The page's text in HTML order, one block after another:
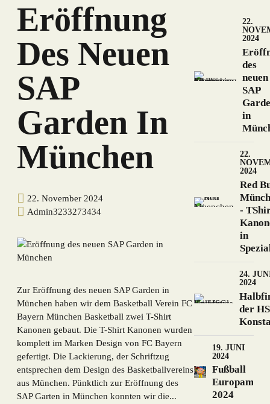
Eröffnung
Des Neuen
SAP
Garden In
München
22. November 2024
Admin3233273434
Zur Eröffnung des neuen SAP Garden in
München haben wir dem Basketball Verein FC
Bayern München Basketball zwei T-Shirt
Kanonen gebaut. Die T-Shirt Kanonen wurden
komplett im Marken Design von FC Bayern
gefertigt. Die Lackierung, der Schriftzug
entsprechen dem Design des Basketballvereins
aus München. Pünktlich zur Eröffnung des
SAP Garten in München konnten wir die...
22.
2024
des
neuen
SAP
in
22.
2024
Red
-
in
24.
2024
der
19. JUNI
2024
Fußball
2024